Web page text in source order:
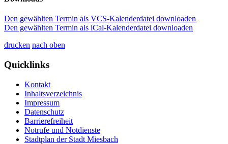
Den gewählten Termin als VCS-Kalenderdatei downloaden
Den gewählten Termin als iCal-Kalenderdatei downloaden
drucken nach oben
Quicklinks
Kontakt
Inhaltsverzeichnis
Impressum
Datenschutz
Barrierefreiheit
Notrufe und Notdienste
Stadtplan der Stadt Miesbach